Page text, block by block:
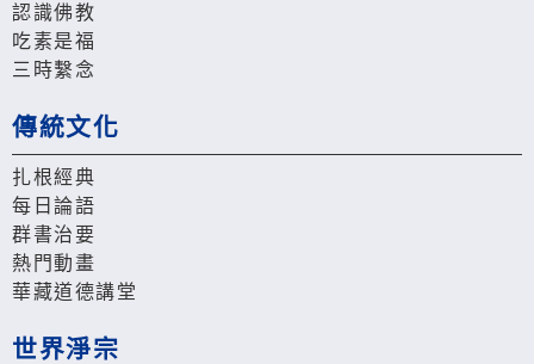
認識佛教
吃素是福
三時繫念
傳統文化
扎根經典
每日論語
群書治要
熱門動畫
華藏道德講堂
世界淨宗